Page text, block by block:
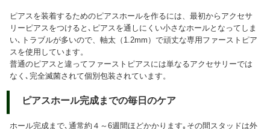
ピアスを装着するためのピアスホールを作るには、最初からアクセサ
リーピアスをつけると､ピアスを通しにくい小さなホールとなってしま
い､トラブルが多いので、軸太（1.2mm）で頑丈な専用ファーストピア
スを使用しています。
普通のピアスと違ってファーストピアスには単なるアクセサリーでは
なく､完全滅菌されて個別包装されています。
ピアスホール完成までの毎日のケア
ホール完成まで､通常約４～6週間ほどかかります｡その間スタッドは外